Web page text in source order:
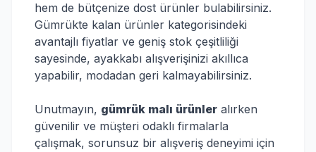
hem de bütçenize dost ürünler bulabilirsiniz.
Gümrükte kalan ürünler kategorisindeki
avantajlı fiyatlar ve geniş stok çeşitliliği
sayesinde, ayakkabı alışverişinizi akıllıca
yapabilir, modadan geri kalmayabilirsiniz.
Unutmayın, gümrük malı ürünler alırken
güvenilir ve müşteri odaklı firmalarla
çalışmak, sorunsuz bir alışveriş deneyimi için